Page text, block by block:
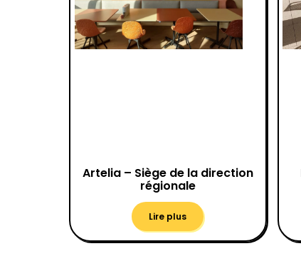
Artelia – Siège de la direction
régionale
Lire plus